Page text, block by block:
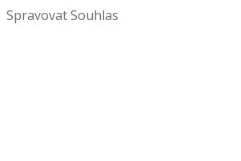
Spravovat Souhlas